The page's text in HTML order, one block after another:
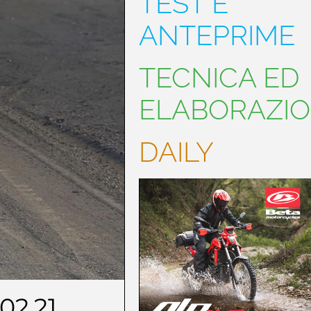
ANTEPRIME
TECNICA ED
DAILY